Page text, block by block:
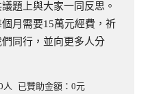
題上與大家一同反思。
月需要15萬元經費，祈
同行，並向更多人分
人 已贊助金額：0元